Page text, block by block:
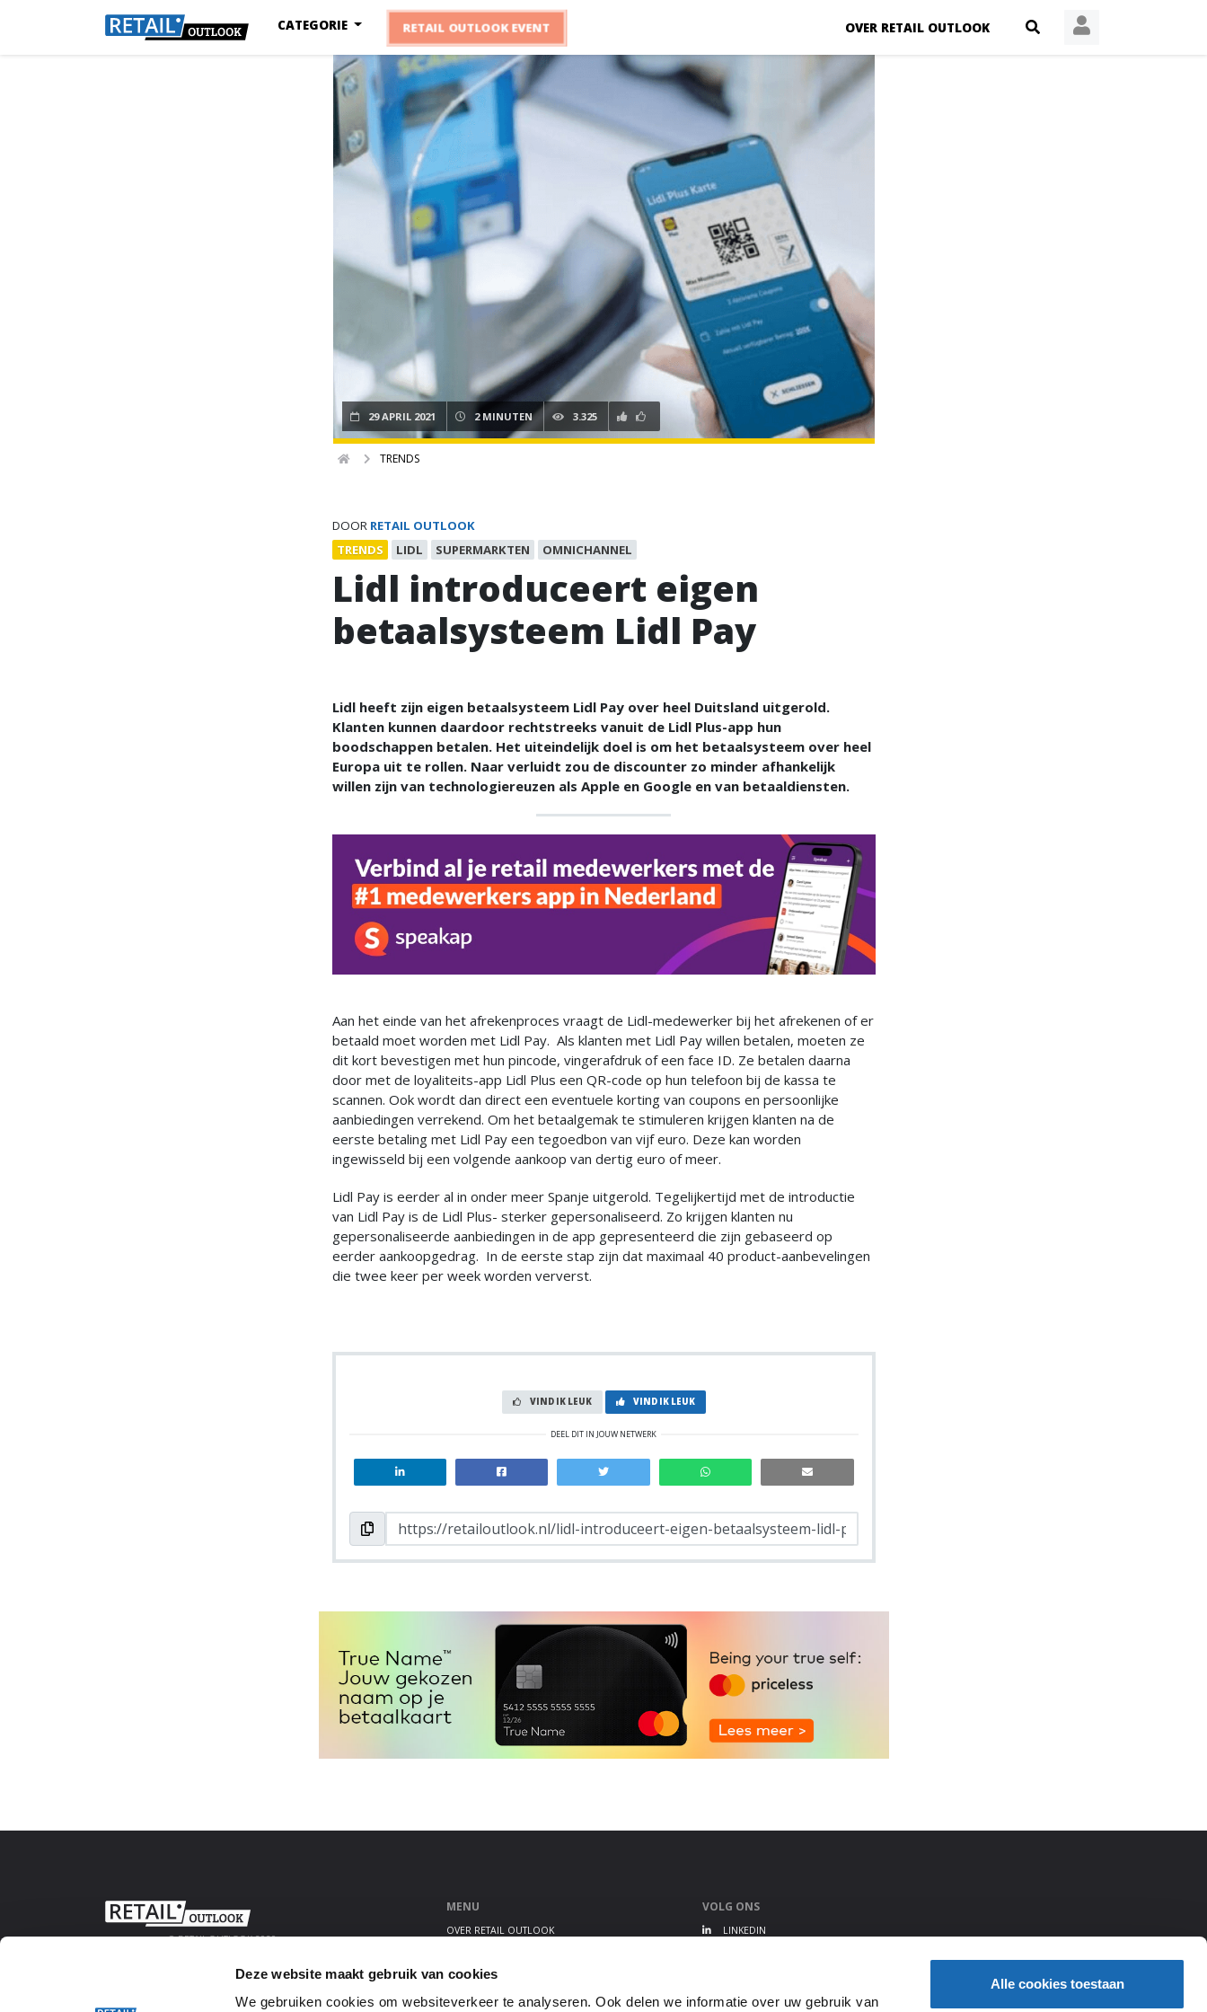
Deze website maakt gebruik van cookies
We gebruiken cookies om websiteverkeer te analyseren. Ook delen we informatie over uw gebruik van
Alle cookies toestaan
OVER RETAIL OUTLOOK
CATEGORIE RETAIL OUTLOOK EVENT
29 APRIL 2021 2 MINUTEN 3.325
TRENDS
DOOR RETAIL OUTLOOK
TRENDS
LIDL SUPERMARKTEN OMNICHANNEL
Lidl introduceert eigen
betaalsysteem Lidl Pay
Lidl heeft zijn eigen betaalsysteem Lidl Pay over heel Duitsland uitgerold.
Klanten kunnen daardoor rechtstreeks vanuit de Lidl Plus-app hun
boodschappen betalen. Het uiteindelijk doel is om het betaalsysteem over heel
Europa uit te rollen. Naar verluidt zou de discounter zo minder afhankelijk
willen zijn van technologiereuzen als Apple en Google en van betaaldiensten.
Aan het einde van het afrekenproces vraagt de Lidl-medewerker bij het afrekenen of er
betaald moet worden met Lidl Pay. Als klanten met Lidl Pay willen betalen, moeten ze
dit kort bevestigen met hun pincode, vingerafdruk of een face ID. Ze betalen daarna
door met de loyaliteits-app Lidl Plus een QR-code op hun telefoon bij de kassa te
scannen. Ook wordt dan direct een eventuele korting van coupons en persoonlijke
aanbiedingen verrekend. Om het betaalgemak te stimuleren krijgen klanten na de
eerste betaling met Lidl Pay een tegoedbon van vijf euro. Deze kan worden
ingewisseld bij een volgende aankoop van dertig euro of meer.
Lidl Pay is eerder al in onder meer Spanje uitgerold. Tegelijkertijd met de introductie
van Lidl Pay is de Lidl Plus- sterker gepersonaliseerd. Zo krijgen klanten nu
gepersonaliseerde aanbiedingen in de app gepresenteerd die zijn gebaseerd op
eerder aankoopgedrag. In de eerste stap zijn dat maximaal 40 product-aanbevelingen
die twee keer per week worden ververst.
VIND IK LEUK VIND IK LEUK
DEEL DIT IN JOUW NETWERK
© RETAIL OUTLOOK 2020
MENU
OVER RETAIL OUTLOOK
ALGEMENE VOORWAARDEN
VOLG ONS
LINKEDIN